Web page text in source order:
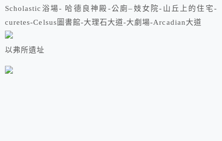
Scholastic浴場- 哈德良神殿-公廁–妓女院-山丘上的住宅-
curetes-Celsus圖書館-大理石大道-大劇場-Arcadian大道
以弗所遺址